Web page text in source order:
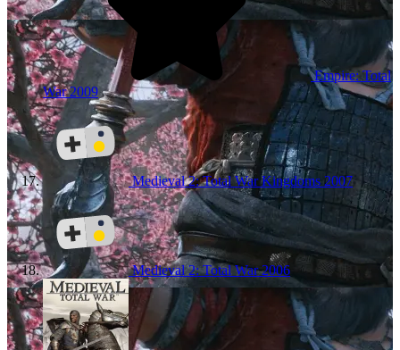
Empire: Total
War2009
Medieval 2: Total War Kingdoms 2007
Medieval 2: Total War2006